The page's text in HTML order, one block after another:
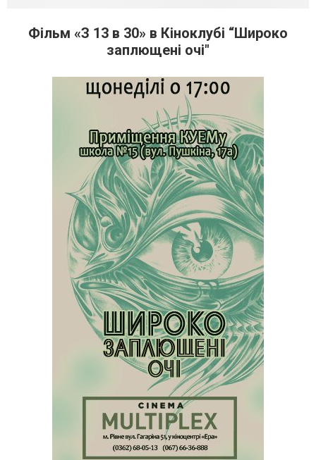
Фільм «З 13 в 30» в Кіноклубі “Широко
заплющені очі"